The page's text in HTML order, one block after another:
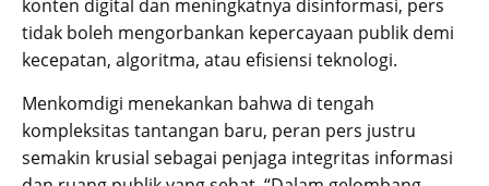
konten digital dan meningkatnya disinformasi, pers
tidak boleh mengorbankan kepercayaan publik demi
kecepatan, algoritma, atau efisiensi teknologi.
Menkomdigi menekankan bahwa di tengah
kompleksitas tantangan baru, peran pers justru
semakin krusial sebagai penjaga integritas informasi